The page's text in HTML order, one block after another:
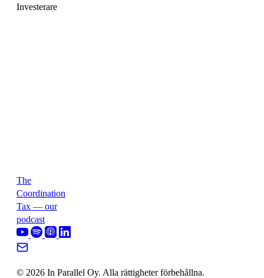
Investerare
The
Coordination
Tax — our
podcast
© 2026 In Parallel Oy. Alla rättigheter förbehållna.